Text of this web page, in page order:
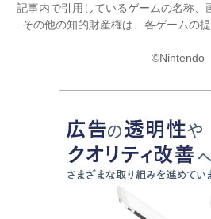
記事内で引用しているゲームの名称、
その他の知的財産権は、各ゲームの
©Nintendo